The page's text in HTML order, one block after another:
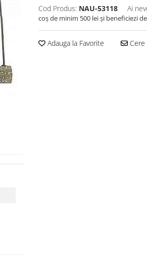
Cod Produs: NAU-53118 Ai
coș de minim 500 lei și beneficiezi
Adauga la Favorite